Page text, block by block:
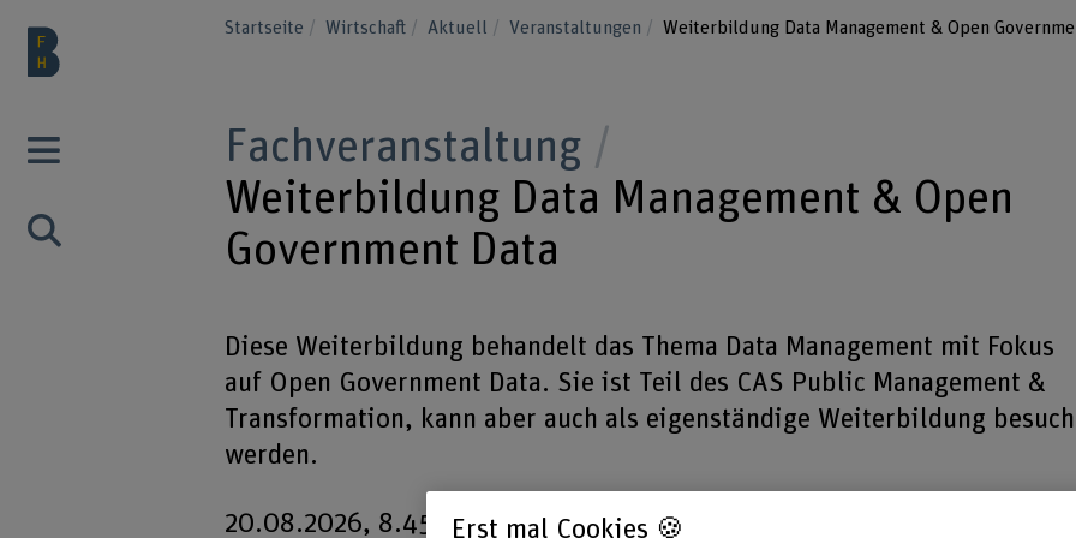
Startseite Wirtschaft Aktuell Veranstaltungen Weiterbildung Data Management & Open
Fachveranstaltung
Weiterbildung Data Management & Open
Government Data
Diese Weiterbildung behandelt das Thema Data Management mit Fokus
auf Open Government Data. Sie ist Teil des CAS Public Management &
Transformation, kann aber auch als eigenständige Weiterbildung
werden.
20.08.2026, 8.45 Uhr bis 22.08.2026, 15.00 Uhr – Bern / online
Erst mal Cookies 🍪